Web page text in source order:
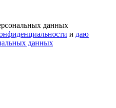
данных
и даю
данных